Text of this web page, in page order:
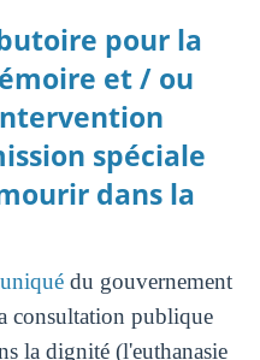
pour la
et / ou
spéciale
dans la
du gouvernement
consultation publique
la dignité (l'euthanasie